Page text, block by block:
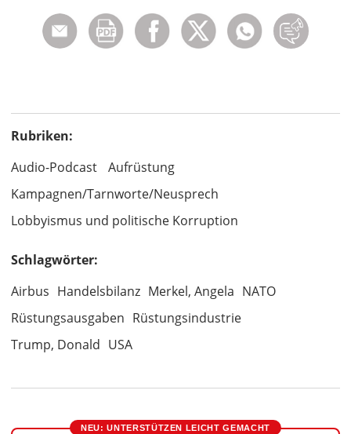
Rubriken:
Audio-Podcast
Aufrüstung
Kampagnen/Tarnworte/Neusprech
Lobbyismus und politische Korruption
Schlagwörter:
Airbus Handelsbilanz Merkel, Angela NATO
Rüstungsausgaben Rüstungsindustrie
Trump, Donald USA
NEU: UNTERSTÜTZEN LEICHT GEMACHT